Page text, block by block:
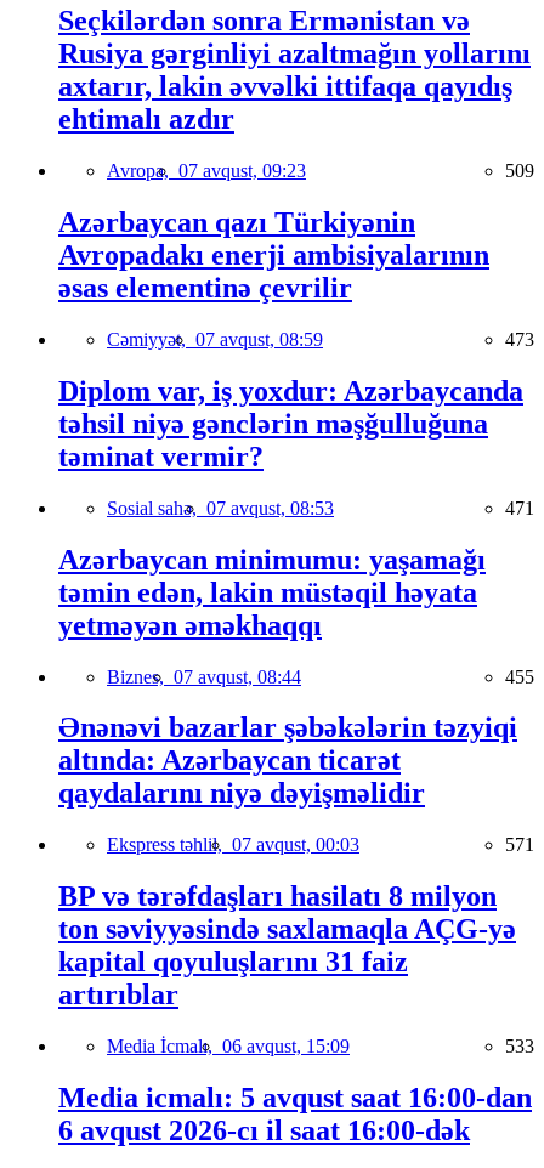
Seçkilərdən sonra Ermənistan və
Rusiya gərginliyi azaltmağın yollarını
axtarır, lakin əvvəlki ittifaqa qayıdış
ehtimalı azdır
Avropa, 07 avqust, 09:23 509
Azərbaycan qazı Türkiyənin
Avropadakı enerji ambisiyalarının
əsas elementinə çevrilir
Cəmiyyət, 07 avqust, 08:59 473
Diplom var, iş yoxdur: Azərbaycanda
təhsil niyə gənclərin məşğulluğuna
təminat vermir?
Sosial sahə, 07 avqust, 08:53 471
Azərbaycan minimumu: yaşamağı
təmin edən, lakin müstəqil həyata
yetməyən əməkhaqqı
Biznes, 07 avqust, 08:44 455
Ənənəvi bazarlar şəbəkələrin təzyiqi
altında: Azərbaycan ticarət
qaydalarını niyə dəyişməlidir
Ekspress təhlil, 07 avqust, 00:03 571
BP və tərəfdaşları hasilatı 8 milyon
ton səviyyəsində saxlamaqla AÇG-yə
kapital qoyuluşlarını 31 faiz
artırıblar
Media İcmalı, 06 avqust, 15:09 533
Media icmalı: 5 avqust saat 16:00-dan
6 avqust 2026-cı il saat 16:00-dək